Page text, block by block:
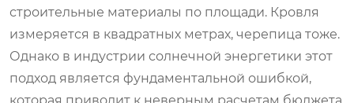
строительные материалы по площади. Кровля
измеряется в квадратных метрах, черепица тоже.
Однако в индустрии солнечной энергетики этот
подход является фундаментальной ошибкой,
которая приводит к неверным расчетам бюджета